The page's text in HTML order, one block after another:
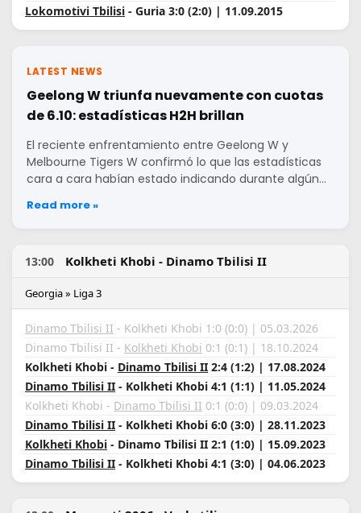
Lokomotivi Tbilisi - Guria 3:0 (2:0) | 11.09.2015
LATEST NEWS
Geelong W triunfa nuevamente con cuotas
de 6.10: estadísticas H2H brillan
El reciente enfrentamiento entre Geelong W y
Melbourne Tigers W confirmó lo que las estadísticas
cara a cara habían estado indicando durante algún…
Read more »
13:00 Kolkheti Khobi - Dinamo Tbilisi II
Georgia » Liga 3
Dinamo Tbilisi II - Kolkheti Khobi 1:0 (0:0) | 05.03.2026
Dinamo Tbilisi II - Kolkheti Khobi 0:1 (0:1) | 18.10.2024
Kolkheti Khobi - Dinamo Tbilisi II 2:4 (1:2) | 17.08.2024
Dinamo Tbilisi II - Kolkheti Khobi 4:1 (1:1) | 11.05.2024
Kolkheti Khobi - Dinamo Tbilisi II 0:1 (0:0) | 09.03.2024
Dinamo Tbilisi II - Kolkheti Khobi 6:0 (3:0) | 28.11.2023
Kolkheti Khobi - Dinamo Tbilisi II 2:1 (1:0) | 15.09.2023
Dinamo Tbilisi II - Kolkheti Khobi 4:1 (3:0) | 04.06.2023